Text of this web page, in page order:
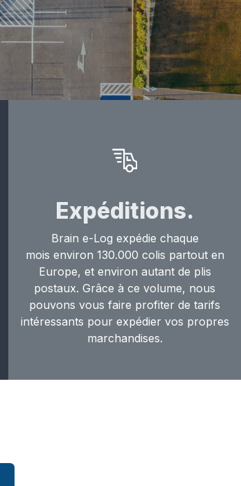
Expéditions.
Brain e-Log expédie chaque
mois environ 130.000 colis partout en
Europe, et environ autant de plis
postaux. Grâce à ce volume, nous
pouvons vous faire profiter de tarifs
intéressants pour expédier vos propres
marchandises.